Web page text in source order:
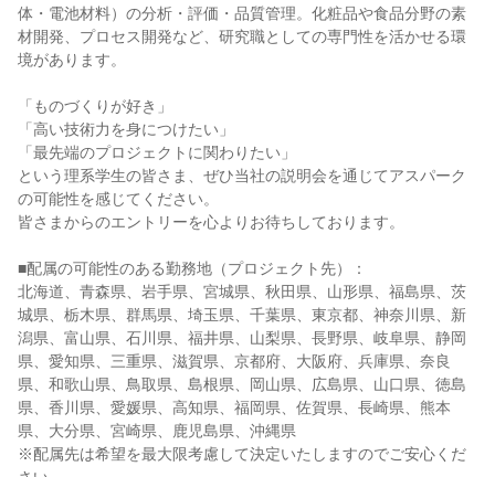
体・電池材料）の分析・評価・品質管理。化粧品や食品分野の素
材開発、プロセス開発など、研究職としての専門性を活かせる環
境があります。
「ものづくりが好き」
「高い技術力を身につけたい」
「最先端のプロジェクトに関わりたい」
という理系学生の皆さま、ぜひ当社の説明会を通じてアスパーク
の可能性を感じてください。
皆さまからのエントリーを心よりお待ちしております。
■配属の可能性のある勤務地（プロジェクト先）：
北海道、青森県、岩手県、宮城県、秋田県、山形県、福島県、茨
城県、栃木県、群馬県、埼玉県、千葉県、東京都、神奈川県、新
潟県、富山県、石川県、福井県、山梨県、長野県、岐阜県、静岡
県、愛知県、三重県、滋賀県、京都府、大阪府、兵庫県、奈良
県、和歌山県、鳥取県、島根県、岡山県、広島県、山口県、徳島
県、香川県、愛媛県、高知県、福岡県、佐賀県、長崎県、熊本
県、大分県、宮崎県、鹿児島県、沖縄県
※配属先は希望を最大限考慮して決定いたしますのでご安心くだ